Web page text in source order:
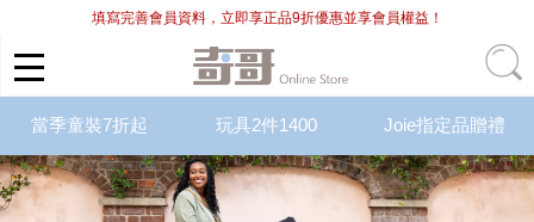
填寫完善會員資料，立即享正品9折優惠並享會員權益！
當季童裝7折起 玩具2件1400 Joie指定品贈禮